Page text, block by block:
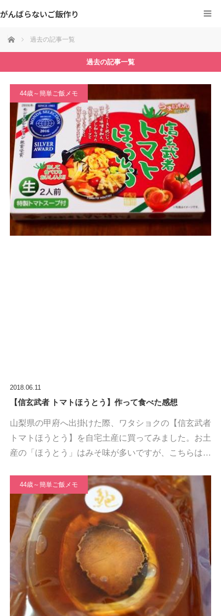
がんばらないご飯作り
ホーム 過去の記事一覧
過去の記事一覧
44歳～簡単ご飯メモ
2018.06.11
【信玄武者 トマトほうとう】作って食べた感想
山梨県の甲府へ出掛けた際、ワタショクの【信玄武者
トマトほうとう】を自宅土産に買ってみました。お土
産の「ほうとう」はみそ味が多いですが、こちらは…
44歳～簡単ご飯メモ